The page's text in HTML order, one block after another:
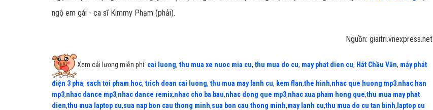
ngộ em gái - ca sĩ Kimmy Phạm (phải).
Nguồn: giaitri.vnexpress.net
Xem cải lương miễn phí: cai luong, thu mua xe nuoc mia cu, thu mua do cu, may phat dien cu, Hát Chầu Văn, máy phát
điện 3 pha, sach toi pham hoc, trich doan cai luong, thu mua may lanh cu, kem flan,the hinh,nhac que huong mp3,nhac han
mp3,nhac dance mp3,nhac dance remix,nhac cho ba bau,nhac dong que mp3,nhac xua pham hong que,thu mua may phat
dien,thu mua laptop cu,sua nap bon cau thong minh,sua bon cau thong minh,may lanh cu,thu mua do cu tan binh, laptop cu
Like Fanpage Để Ủng Hộ Chúng Tôi Duy Trì Website